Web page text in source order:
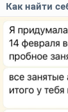
Как найти